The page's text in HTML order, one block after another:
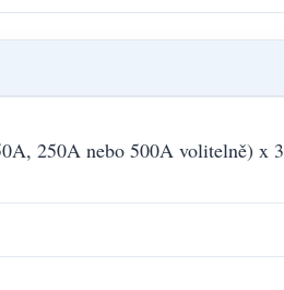
250A nebo 500A volitelně) x 3